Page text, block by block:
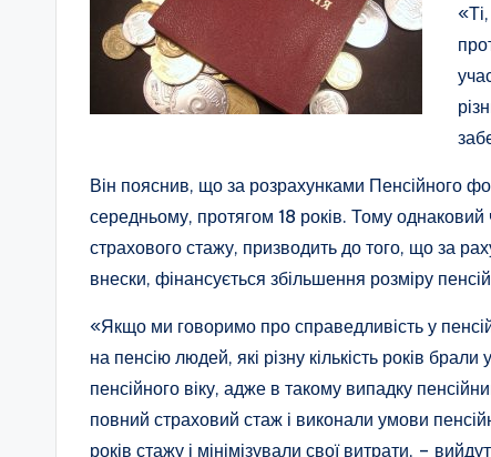
Він пояснив, що за розрахунками Пенсійного
середньому, протягом 18 років. Тому
страхового стажу, призводить до того, що за
внески, фінансується збільшення розміру
«Якщо ми говоримо про справедливість у
на пенсію людей, які різну кількість років
пенсійного віку, адже в такому випадку
повний страховий стаж і виконали умови
років стажу і мінімізували свої витрати, –